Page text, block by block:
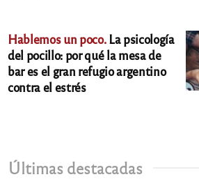
Hablemos un poco.La psicología
del pocillo: por qué la mesa de
bar es el gran refugio argentino
contra el estrés
Últimas destacadas